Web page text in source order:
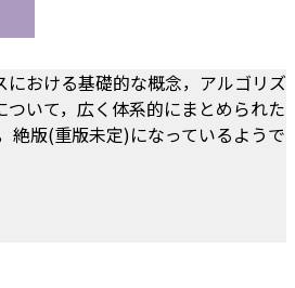
における基礎的な概念，アルゴリズ
いて，広く体系的にまとめられた
絶版(重版未定)になっているようで